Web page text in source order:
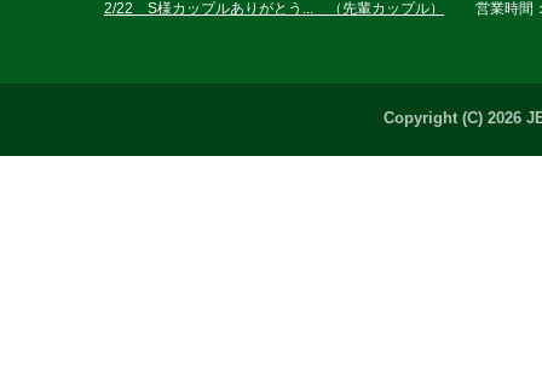
2/22 S様カップルありがとう... （先輩カップル）
営業時間
Copyright (C) 2026